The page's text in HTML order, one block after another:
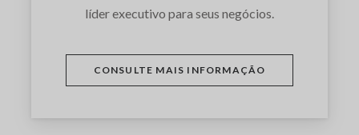
líder executivo para seus negócios.
CONSULTE MAIS INFORMAÇÃO